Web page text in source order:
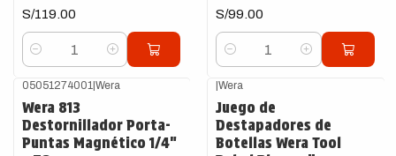
S/119.00
Cantidad
S/99.00
Cantidad
05051274001 |Wera
Wera 813
Destornillador Porta-
Puntas Magnético 1/4"
|Wera
Juego de
Destapadores de
Botellas Wera Tool